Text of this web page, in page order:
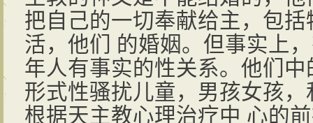
把自己的一切奉献给主，包
活，他们 的婚姻。但事实上
年人有事实的性关系。他们
形式性骚扰儿童，男孩女孩
根据天主教心理治疗中 心的